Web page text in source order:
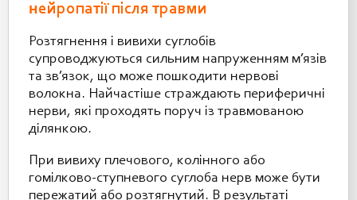
нейропатії після травми
Розтягнення і вивихи суглобів
супроводжуються сильним напруженням м’язів
та зв’язок, що може пошкодити нервові
волокна. Найчастіше страждають периферичні
нерви, які проходять поруч із травмованою
ділянкою.
При вивиху плечового, колінного або
гомілково-ступневого суглоба нерв може бути
пережатий або розтягнутий. В результаті